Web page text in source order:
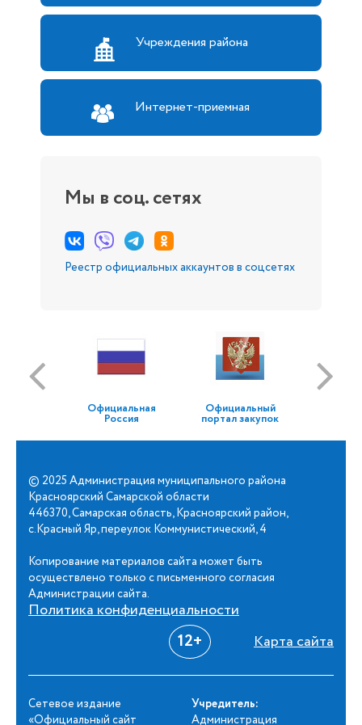
Учреждения района
Интернет-приемная
Мы в соц. сетях
Реестр официальных аккаунтов в соцсетях
Официальная
Россия
Официальный
портал закупок
© 2025 Администрация муниципального района
Красноярский Самарской области
446370, Самарская область, Красноярский район,
с.Красный Яр, переулок Коммунистический, 4
Копирование материалов сайта может быть
осуществлено только с письменного согласия
Администрации сайта.
Политика конфиденциальности
12+ Карта сайта
Сетевое издание
«Официальный сайт
Учредитель:
Администрация